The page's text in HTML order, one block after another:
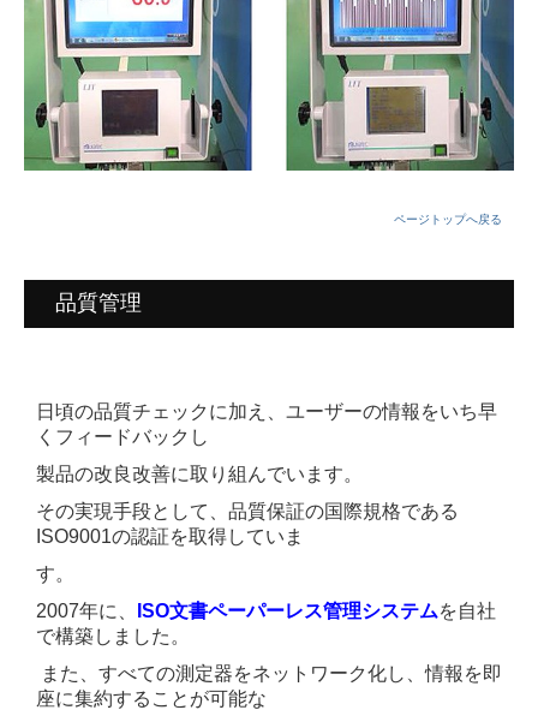
ページトップへ戻る
品質管理
日頃の品質チェックに加え、ユーザーの情報をいち早
くフィードバックし
製品の改良改善に取り組んでいます。
その実現手段として、品質保証の国際規格である
ISO9001の認証を取得していま
す。
2007年に、
ISO文書ペーパーレス管理システムを自社
で構築しました。
また、すべての測定器をネットワーク化し、情報を即
座に集約することが可能な